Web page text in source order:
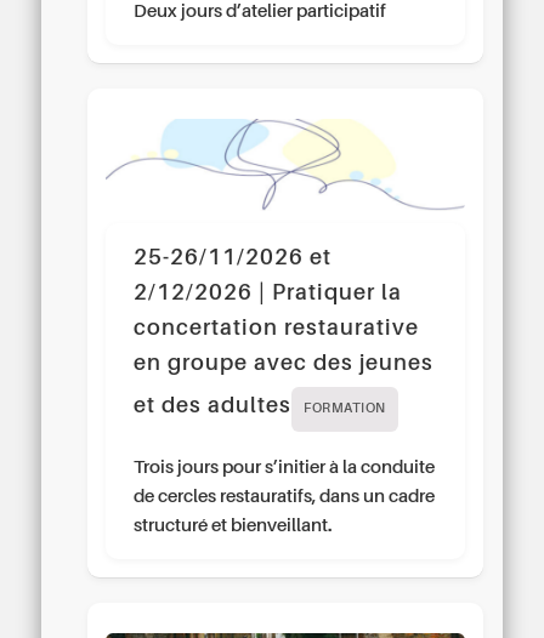
Deux jours d’atelier participatif
25-26/11/2026 et
2/12/2026 | Pratiquer la
concertation restaurative
en groupe avec des jeunes
et des adultes
FORMATION
Trois jours pour s’initier à la conduite
de cercles restauratifs, dans un cadre
structuré et bienveillant.